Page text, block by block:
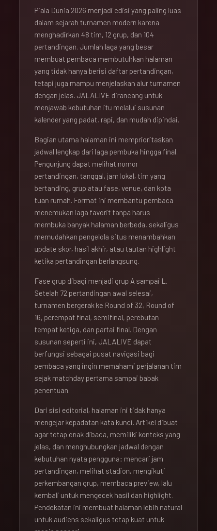
Piala Dunia 2026 menjadi edisi yang paling luas
dalam sejarah turnamen modern karena
menghadirkan 48 tim, 12 grup, dan 104
pertandingan. Jumlah laga yang besar
membuat pembaca membutuhkan halaman
yang tidak hanya berisi daftar pertandingan,
tetapi juga mampu menjelaskan alur turnamen
dengan jelas. JALALIVE dirancang untuk
menjawab kebutuhan itu melalui susunan
kalender yang padat, rapi, dan mudah dipindai.
Bagian utama halaman ini memprioritaskan
jadwal lengkap dari laga pembuka hingga final.
Pengunjung dapat melihat nomor
pertandingan, tanggal, jam lokal, tim yang
bertanding, grup atau fase, venue, dan kota
tuan rumah. Format ini membantu pembaca
menemukan laga favorit tanpa harus
membuka banyak halaman berbeda, sekaligus
memudahkan pengelola situs menambahkan
update skor, hasil akhir, atau tautan highlight
ketika pertandingan berlangsung.
Fase grup dibagi menjadi grup A sampai L.
Setelah 72 pertandingan awal selesai,
turnamen bergerak ke Round of 32, Round of
16, perempat final, semifinal, perebutan
tempat ketiga, dan partai final. Dengan
susunan seperti ini, JALALIVE dapat
berfungsi sebagai pusat navigasi bagi
pembaca yang ingin memahami perjalanan tim
sejak matchday pertama sampai babak
penentuan.
Dari sisi editorial, halaman ini tidak hanya
mengejar kepadatan kata kunci. Artikel dibuat
agar tetap enak dibaca, memiliki konteks yang
jelas, dan menghubungkan jadwal dengan
kebutuhan nyata pengguna: mencari jam
pertandingan, melihat stadion, mengikuti
perkembangan grup, membaca preview, lalu
kembali untuk mengecek hasil dan highlight.
Pendekatan ini membuat halaman lebih natural
untuk audiens sekaligus tetap kuat untuk